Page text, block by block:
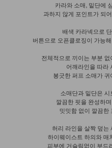
카라와 소매, 밑단에
과하지 않게 포인트가 되
배색 카라넥으로
버튼으로 오픈클로징이 가능
전체적으로 끼이는 부분
어깨라인을 따라
봉긋한 퍼프 소매가
소매단과 밑단은
깔끔한 핏을 완성하
밋밋함 없이 깔끔한
허리 라인을 살짝 덮는
하이웨이스트 하의와 매
피부에 거슬림없이 부드